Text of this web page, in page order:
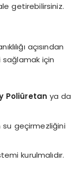
getirebilirsiniz.
açısından
sağlamak için
Poliüretan ya da
su geçirmezliğini
kurulmalıdır.